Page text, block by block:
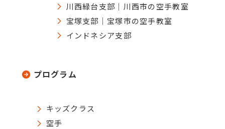
川西緑台支部｜川西市の空手教室
宝塚支部｜宝塚市の空手教室
インドネシア支部
プログラム
キッズクラス
空手